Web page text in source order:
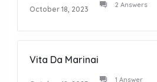
October 18, 2023 2 Answers
Vita Da Marinai
1 Answer